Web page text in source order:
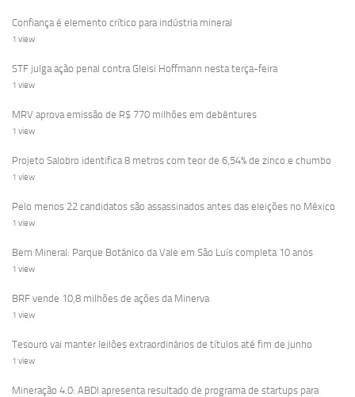
Confiança é elemento crítico para indústria mineral
1 view
STF julga ação penal contra Gleisi Hoffmann nesta terça-feira
1 view
MRV aprova emissão de R$ 770 milhões em debêntures
1 view
Projeto Salobro identifica 8 metros com teor de 6,54% de zinco e chumbo
1 view
Pelo menos 22 candidatos são assassinados antes das eleições no México
1 view
Bem Mineral: Parque Botânico da Vale em São Luís completa 10 anos
1 view
BRF vende 10,8 milhões de ações da Minerva
1 view
Tesouro vai manter leilões extraordinários de títulos até fim de junho
1 view
Mineração 4.0: ABDI apresenta resultado de programa de startups para